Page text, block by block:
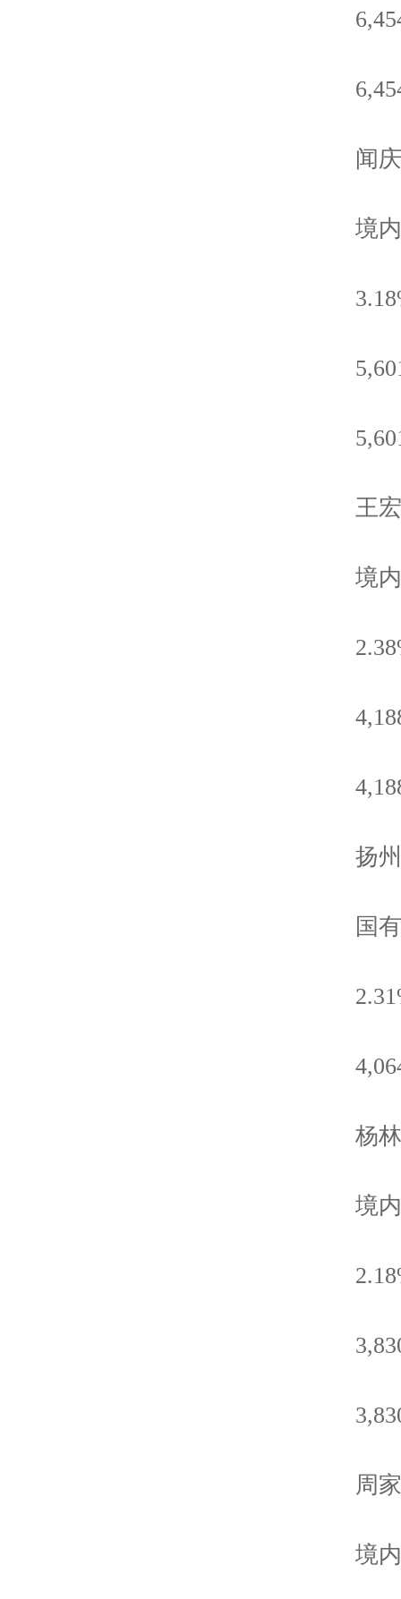
闻庆
境内
王宏
境内
扬州
国有
杨林
境内
周家
境内